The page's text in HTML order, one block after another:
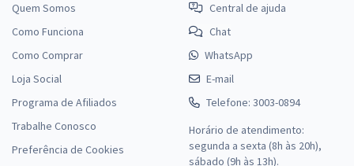
Quem Somos
Como Funciona
Como Comprar
Loja Social
Programa de Afiliados
Trabalhe Conosco
Preferência de Cookies
Central de ajuda
Chat
WhatsApp
E-mail
Telefone: 3003-0894
Horário de atendimento:
segunda a sexta (8h às 20h),
sábado (9h às 13h).